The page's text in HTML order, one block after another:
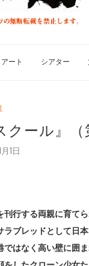
アート シアター
ール』（
1日
刊行する両親に育て
ブレッドとして日
はなく高い壁に囲